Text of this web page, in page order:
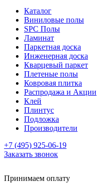
Каталог
Виниловые полы
SPC Полы
Ламинат
Паркетная доска
Инженерная доска
Кварцевый паркет
Плетеные полы
Ковровая плитка
Распродажа и Акции
Клей
Плинтус
Подложка
Производители
+7 (495) 925-06-19
Заказать звонок
Принимаем оплату